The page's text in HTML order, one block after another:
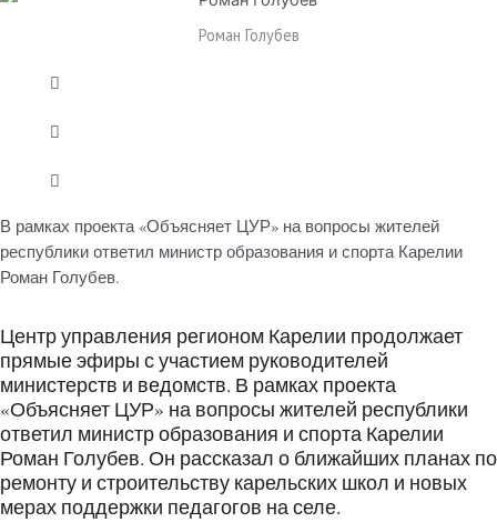
Роман Голубев
В рамках проекта «Объясняет ЦУР» на вопросы жителей
республики ответил министр образования и спорта Карелии
Роман Голубев.
Центр управления регионом Карелии продолжает
прямые эфиры с участием руководителей
министерств и ведомств. В рамках проекта
«Объясняет ЦУР» на вопросы жителей республики
ответил министр образования и спорта Карелии
Роман Голубев. Он рассказал о ближайших планах по
ремонту и строительству карельских школ и новых
мерах поддержки педагогов на селе.